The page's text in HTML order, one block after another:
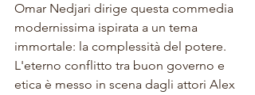
Omar Nedjari dirige questa commedia
modernissima ispirata a un tema
immortale: la complessità del potere.
L'eterno conflitto tra buon governo e
etica è messo in scena dagli attori Alex